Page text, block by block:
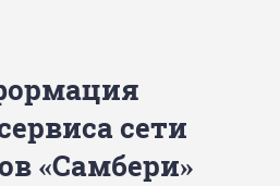
сети
«Самбери»